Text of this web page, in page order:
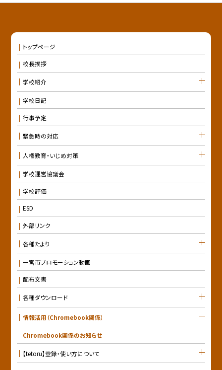
トップページ
校長挨拶
学校紹介
学校日記
行事予定
緊急時の対応
人権教育・いじめ対策
学校運営協議会
学校評価
ESD
外部リンク
各種たより
一宮市プロモーション動画
配布文書
各種ダウンロード
情報活用（Chromebook関係）
Chromebook関係のお知らせ
【tetoru】登録・使い方について